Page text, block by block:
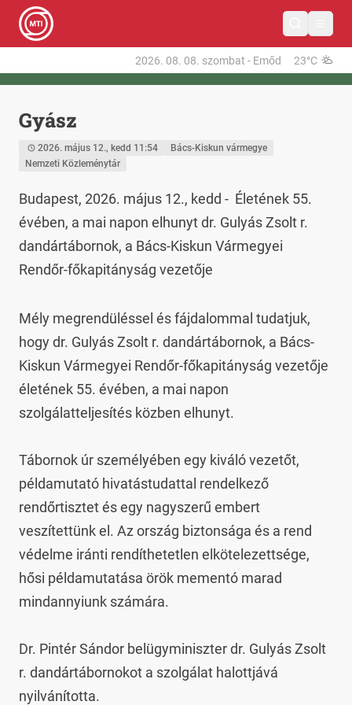
2026. 08. 08. szombat - Emőd 23°C
Gyász
2026. május 12., kedd 11:54
Bács-Kiskun vármegye
Nemzeti Közleménytár
Budapest, 2026. május 12., kedd -  Életének 55.
évében, a mai napon elhunyt dr. Gulyás Zsolt r.
dandártábornok, a Bács-Kiskun Vármegyei
Rendőr-főkapitányság vezetője
Mély megrendüléssel és fájdalommal tudatjuk,
hogy dr. Gulyás Zsolt r. dandártábornok, a Bács-
Kiskun Vármegyei Rendőr-főkapitányság vezetője
életének 55. évében, a mai napon
szolgálatteljesítés közben elhunyt.
Tábornok úr személyében egy kiváló vezetőt,
példamutató hivatástudattal rendelkező
rendőrtisztet és egy nagyszerű embert
veszítettünk el. Az ország biztonsága és a rend
védelme iránti rendíthetetlen elkötelezettsége,
hősi példamutatása örök mementó marad
mindannyiunk számára.
Dr. Pintér Sándor belügyminiszter dr. Gulyás Zsolt
r. dandártábornokot a szolgálat halottjává
nyilvánította.